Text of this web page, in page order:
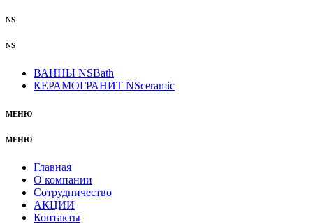
NS
NS
ВАННЫ NSBath
КЕРАМОГРАНИТ NSceramic
МЕНЮ
МЕНЮ
Главная
О компании
Сотрудничество
АКЦИИ
Контакты